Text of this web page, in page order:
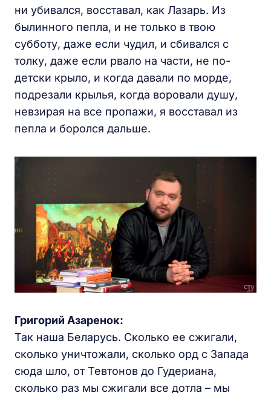
ни убивался, восставал, как Лазарь. Из
былинного пепла, и не только в твою
субботу, даже если чудил, и сбивался с
толку, даже если рвало на части, не по-
детски крыло, и когда давали по морде,
подрезали крылья, когда воровали душу,
невзирая на все пропажи, я восставал из
пепла и боролся дальше.
Григорий Азаренок:
Так наша Беларусь. Сколько ее сжигали,
сколько уничтожали, сколько орд с Запада
сюда шло, от Тевтонов до Гудериана,
сколько раз мы сжигали все дотла – мы